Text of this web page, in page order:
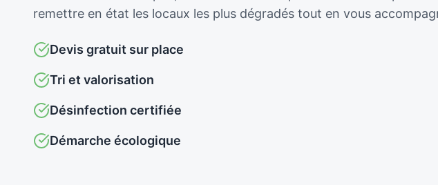
remettre en état les locaux les plus dégradés tout en vous
Devis gratuit sur place
Tri et valorisation
Désinfection certifiée
Démarche écologique